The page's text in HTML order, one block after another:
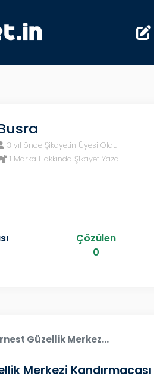
3 yıl önce Şikayetin Üyesi Oldu
1 Marka Hakkında Şikayet Yazdı
Çözülen
0
Güzellik Merkez...
Merkezi Kandırmacası